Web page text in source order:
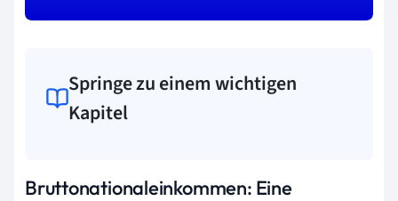
Springe zu einem wichtigen
Kapitel
Bruttonationaleinkommen: Eine